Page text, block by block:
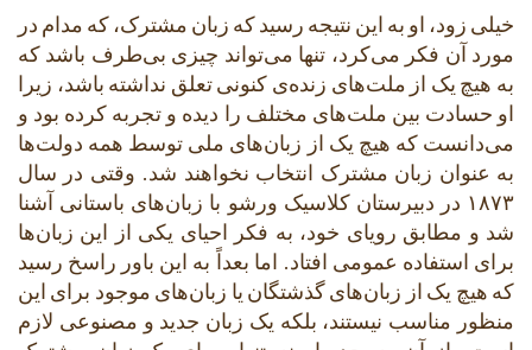
خیلی زود، او به این نتیجه رسید که زبان مشترک، که مدام در
مورد آن فکر می‌کرد، تنها می‌تواند چیزی بی‌طرف باشد که
به هیچ یک از ملت‌های زنده‌ی کنونی تعلق نداشته باشد، زیرا
او حسادت بین ملت‌های مختلف را دیده و تجربه کرده بود و
می‌دانست که هیچ یک از زبان‌های ملی توسط همه دولت‌ها
به عنوان زبان مشترک انتخاب نخواهند شد. وقتی در سال
۱۸۷۳ در دبیرستان کلاسیک ورشو با زبان‌های باستانی آشنا
شد و مطابق رویای خود، به فکر احیای یکی از این زبان‌ها
برای استفاده عمومی افتاد. اما بعداً به این باور راسخ رسید
که هیچ یک از زبان‌های گذشتگان یا زبان‌های موجود برای این
منظور مناسب نیستند، بلکه یک زبان جدید و مصنوعی لازم